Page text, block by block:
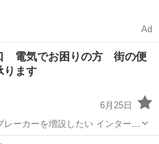
Ad
電気でお困りの方 街の便
ます
6月25日
ーカーを増設したい インターネ
できない ご家庭で電気自動車の